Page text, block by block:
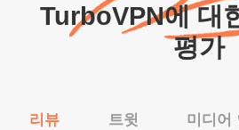
TurboVPN에 대
평가
리뷰 트윗 미디어